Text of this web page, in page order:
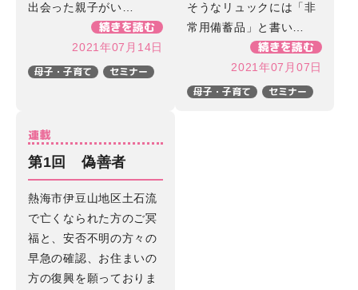
出会った親子がい…
続きを読む
2021年07月14日
母子・子育て セミナー
そうなリュックには「非
常用備蓄品」と書い…
続きを読む
2021年07月07日
母子・子育て セミナー
連載
第1回 偽善者
熱海市伊豆山地区土石流
で亡くなられた方のご冥
福と、安否不明の方々の
早急の確認、お住まいの
方の復興を願っておりま